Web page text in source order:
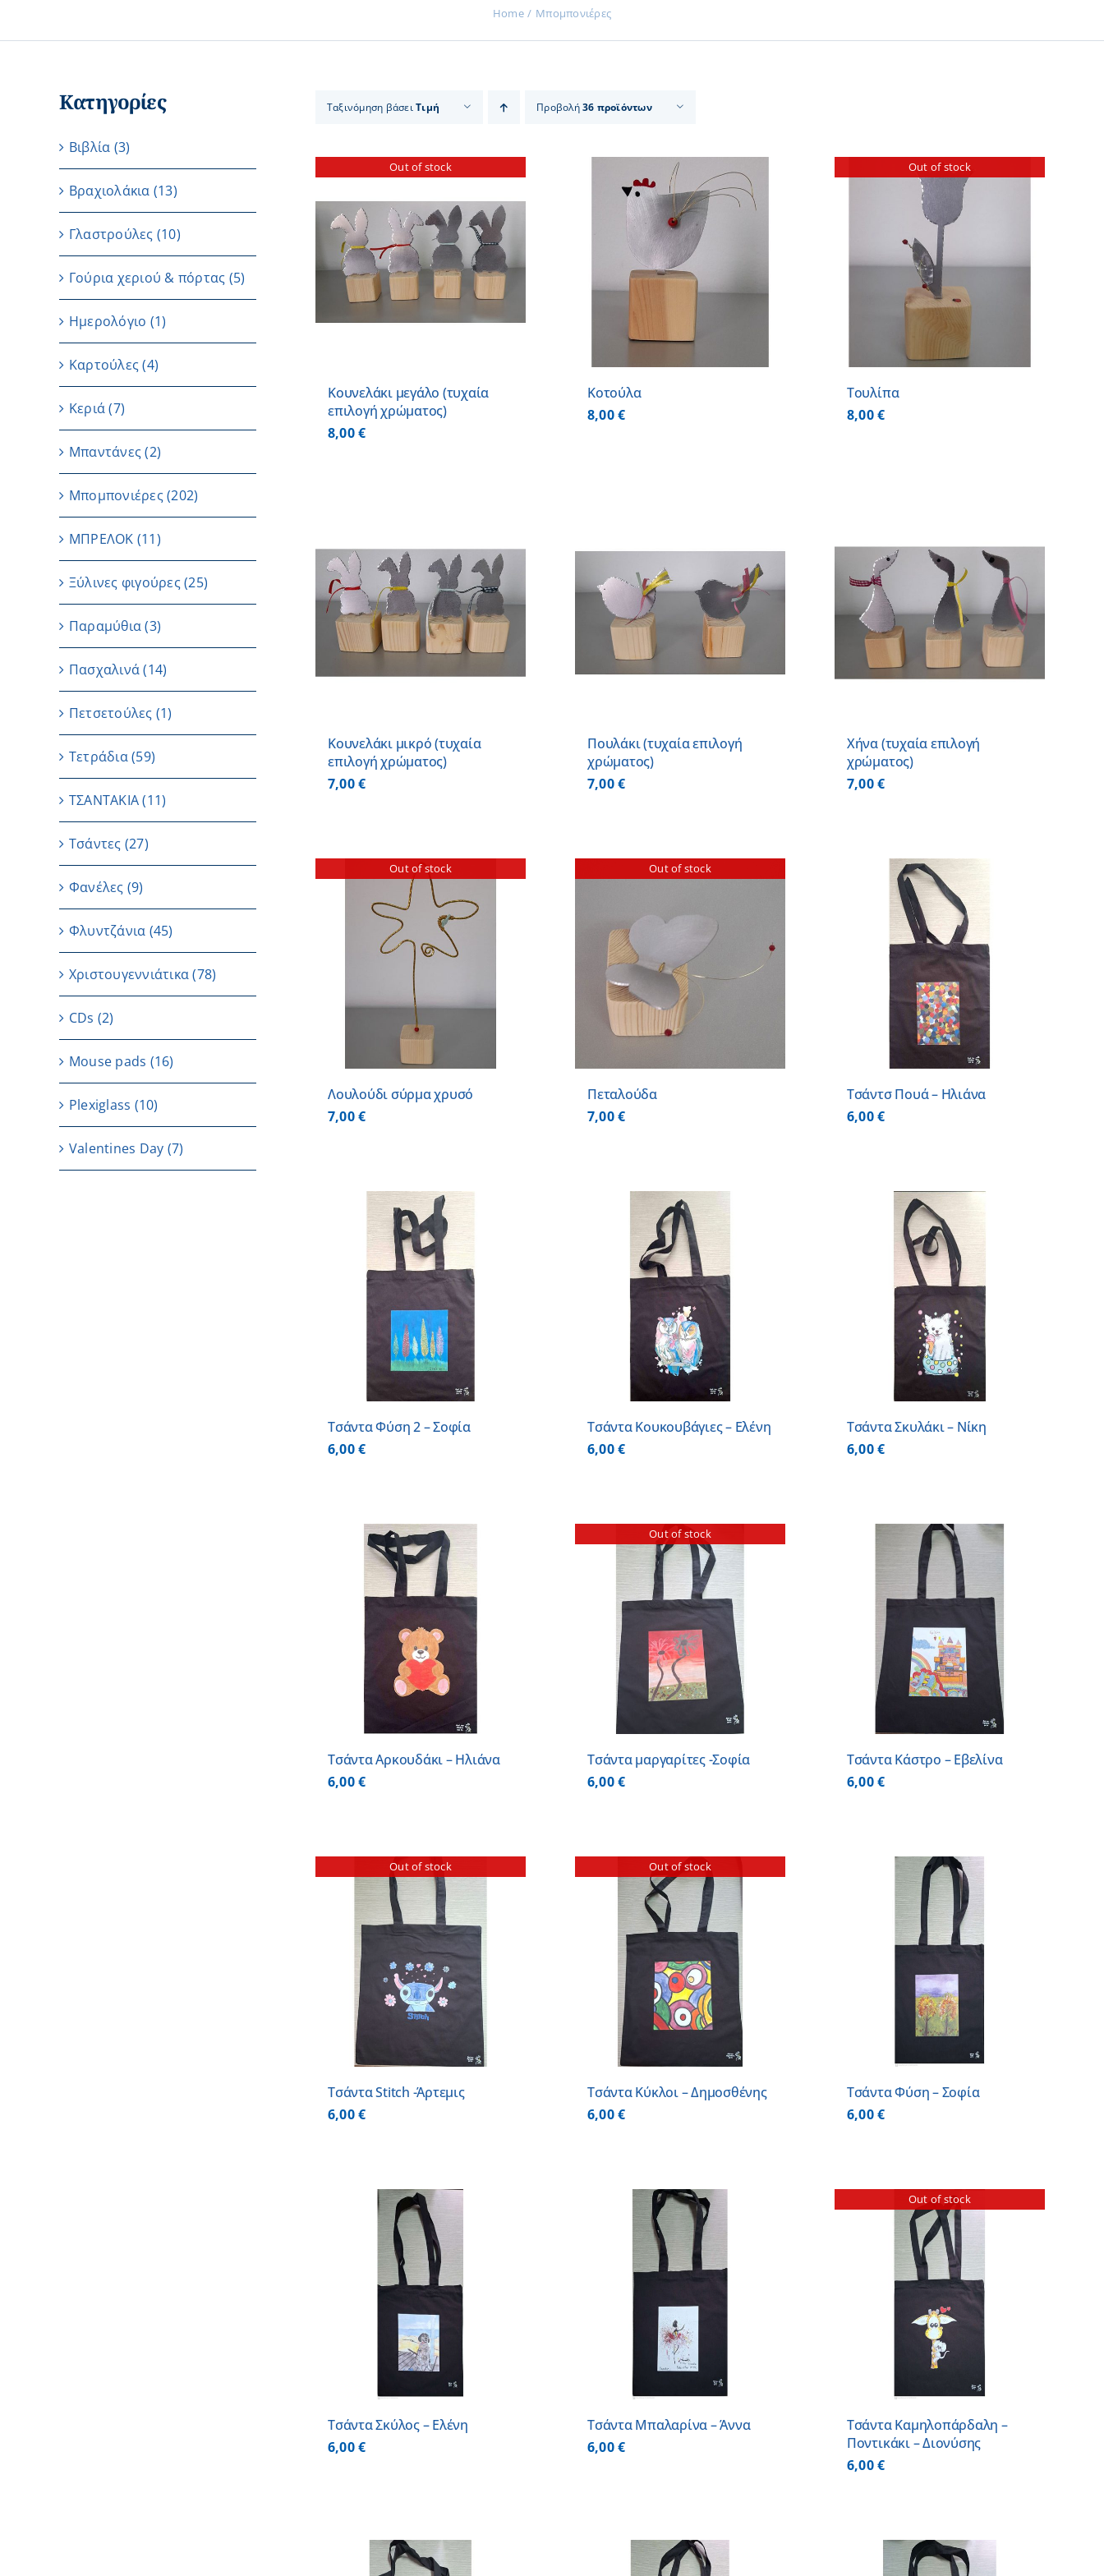
Home Μπομπονιέρες
Ταξινόμηση βάσειΤιμή Προβολή36 προϊόντων
Out of stock
Κουνελάκι μεγάλο (τυχαία
επιλογή χρώματος)
8,00€
ΠΡΟΣΘΗΚΗ ΣΤΟ ΚΑΛΑΘΙ
ΛΕΠΤΟΜΕΡΕΙΕΣ
Κοτούλα
8,00€
Out of stock
Τουλίπα
8,00€
ΠΡΟΣΘΗΚΗ ΣΤΟ ΚΑΛΑΘΙ
Κουνελάκι μικρό (τυχαία
επιλογή χρώματος)
7,00€
ΠΡΟΣΘΗΚΗ ΣΤΟ ΚΑΛΑΘΙ
ΛΕΠΤΟΜΕΡΕΙΕΣ
Πουλάκι (τυχαία επιλογή
χρώματος)
7,00€
ΠΡΟΣΘΗΚΗ ΣΤΟ ΚΑΛΑΘΙ
ΛΕΠΤΟΜΕΡΕΙΕΣ
Χήνα (τυχαία επιλογή
χρώματος)
7,00€
Out of stock
ΛΕΠΤΟΜΕΡΕΙΕΣ
Λουλούδι σύρμα χρυσό
7,00€
Out of stock
Πεταλούδα
7,00€
ΠΡΟΣΘΗΚΗ ΣΤΟ ΚΑΛΑΘΙ
ΛΕΠΤΟΜΕΡΕΙΕΣ
Τσάντσ Πουά – Ηλιάνα
6,00€
Τσάντα Φύση 2 – Σοφία
6,00€
ΠΡΟΣΘΗΚΗ ΣΤΟ ΚΑΛΑΘΙ
ΛΕΠΤΟΜΕΡΕΙΕΣ
Τσάντα Κουκουβάγιες – Ελένη
6,00€
ΠΡΟΣΘΗΚΗ ΣΤΟ ΚΑΛΑΘΙ
ΛΕΠΤΟΜΕΡΕΙΕΣ
Τσάντα Σκυλάκι – Νίκη
6,00€
Τσάντα Αρκουδάκι – Ηλιάνα
6,00€
Out of stock
ΛΕΠΤΟΜΕΡΕΙΕΣ
Τσάντα μαργαρίτες -Σοφία
6,00€
ΠΡΟΣΘΗΚΗ ΣΤΟ ΚΑΛΑΘΙ
ΛΕΠΤΟΜΕΡΕΙΕΣ
Τσάντα Κάστρο – Εβελίνα
6,00€
Out of stock
Τσάντα Stitch -Άρτεμις
6,00€
Out of stock
ΛΕΠΤΟΜΕΡΕΙΕΣ
Τσάντα Κύκλοι – Δημοσθένης
6,00€
ΠΡΟΣΘΗΚΗ ΣΤΟ ΚΑΛΑΘΙ
ΛΕΠΤΟΜΕΡΕΙΕΣ
Τσάντα Φύση – Σοφία
6,00€
Τσάντα Σκύλος – Ελένη
6,00€
ΠΡΟΣΘΗΚΗ ΣΤΟ ΚΑΛΑΘΙ
ΛΕΠΤΟΜΕΡΕΙΕΣ
Τσάντα Μπαλαρίνα – Άννα
6,00€
Out of stock
Τσάντα Καμηλοπάρδαλη –
Ποντικάκι – Διονύσης
6,00€
Κατηγορίες
Βιβλία (3)
Βραχιολάκια (13)
Γλαστρούλες (10)
Γούρια χεριού & πόρτας (5)
Ημερολόγιο (1)
Καρτούλες (4)
Κεριά (7)
Μπαντάνες (2)
Μπομπονιέρες(202)
ΜΠΡΕΛΟΚ (11)
Ξύλινες φιγούρες(25)
Παραμύθια (3)
Πασχαλινά (14)
Πετσετούλες (1)
Τετράδια(59)
ΤΣΑΝΤΑΚΙΑ (11)
Τσάντες (27)
Φανέλες (9)
Φλυντζάνια (45)
Χριστουγεννιάτικα(78)
CDs (2)
Μouse pads (16)
Plexiglass (10)
Valentines Day (7)